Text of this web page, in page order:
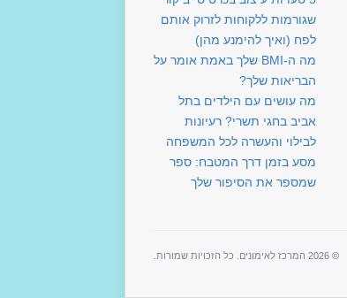
שגורמות ללקוחות לזרוק אותם
לפח (ואיך להימנע מהן)
מה ה-BMI שלך באמת אומר על
הבריאות שלך?
מה עושים עם הילדים בתל
אביב בחגי תשרי? רעיונות
לבילוי והעשרה לכל המשפחה
מסע בזמן דרך המטבח: ספר
שמספר את הסיפור שלך
© 2026 המרכז לאימונים. כל הזכויות שמורות.